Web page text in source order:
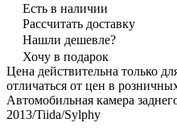
Есть в наличии
Рассчитать доставку
Нашли дешевле?
Хочу в подарок
Цена действительна только
отличаться от цен в
Автомобильная камера
2013/Tiida/Sylphy